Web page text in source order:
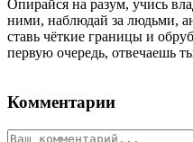
Опирайся на разум, учись
ними, наблюдай за людьми,
ставь чёткие границы и
первую очередь, отвечаешь
Комментарии